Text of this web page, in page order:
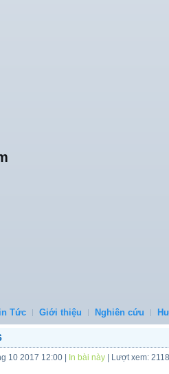
Tức Giới thiệu Nghiên cứu
10 2017 12:00 In bài này | Lượt xem: 2118